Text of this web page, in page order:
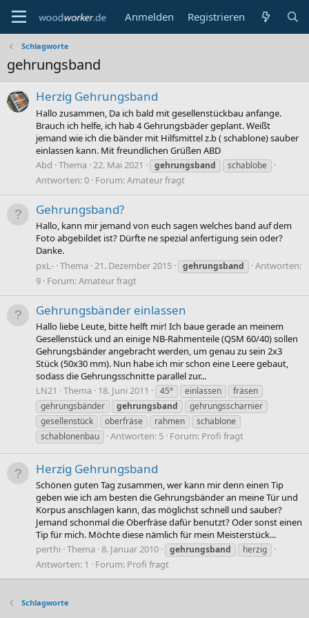
Anmelden Registrieren
Schlagworte
gehrungsband
Herzig Gehrungsband
Hallo zusammen, Da ich bald mit gesellenstückbau anfange.
Brauch ich helfe, ich hab 4 Gehrungsbäder geplant. Weißt
jemand wie ich die bänder mit Hilfsmittel z.b ( schablone) sauber
einlassen kann. Mit freundlichen Grüßen ABD
Abd Thema 22. Mai 2021 gehrungsband schablobe
Antworten: 0 Forum:Amateur fragt
Gehrungsband?
Hallo, kann mir jemand von euch sagen welches band auf dem
Foto abgebildet ist? Dürfte ne spezial anfertigung sein oder?
Danke.
pxL- Thema 21. Dezember 2015 gehrungsband
Antworten:
9 Forum:Amateur fragt
Gehrungsbänder einlassen
Hallo liebe Leute, bitte helft mir! Ich baue gerade an meinem
Gesellenstück und an einige NB-Rahmenteile (QSM 60/40) sollen
Gehrungsbänder angebracht werden, um genau zu sein 2x3
Stück (50x30 mm). Nun habe ich mir schon eine Leere gebaut,
sodass die Gehrungsschnitte parallel zur...
LN21
Thema 18. Juni 2011 45° einlassen
fräsen
gehrungsbänder
gehrungsband
gehrungsscharnier
gesellenstück
oberfräse rahmen
schablone
schablonenbau
Antworten: 5 Forum: Profi fragt
Herzig Gehrungsband
Schönen guten Tag zusammen, wer kann mir denn einen Tip
geben wie ich am besten die Gehrungsbänder an meine Tür und
Korpus anschlagen kann, das möglichst schnell und sauber?
Jemand schonmal die Oberfräse dafür benutzt? Oder sonst einen
Tip für mich. Möchte diese nämlich für mein Meisterstück...
perthi Thema 8. Januar 2010 gehrungsband herzig
Antworten: 1 Forum: Profi fragt
Schlagworte